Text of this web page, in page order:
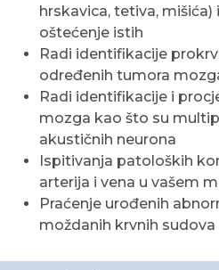
hrskavica, tetiva,
oštećenje istih
Radi identifikacije
određenih tumora
Radi identifikacije i
mozga kao što su
akustičnih neurona
Ispitivanja patoloških
arterija i vena u vašem
Praćenje urođenih
moždanih krvnih sudova